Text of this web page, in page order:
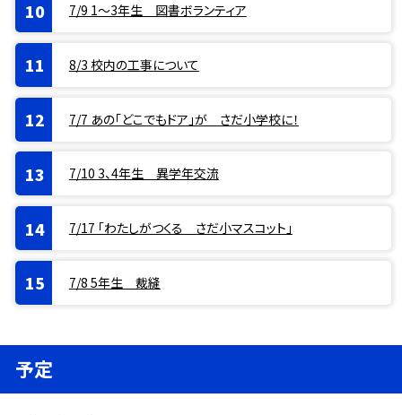
7/9 1〜3年生 図書ボランティア
8/3 校内の工事について
7/7 あの「どこでもドア」が さだ小学校に！
7/10 3、4年生 異学年交流
7/17 「わたしがつくる さだ小マスコット」
7/8 5年生 裁縫
予定